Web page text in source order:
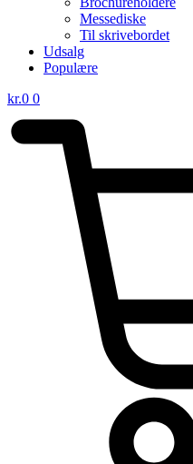
Messediske
Til skrivebordet
Udsalg
Populære
kr.0 0